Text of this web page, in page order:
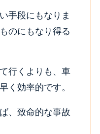
手段にもなりま
のにもなり得る
行くよりも、車
く効率的です。
、致命的な事故